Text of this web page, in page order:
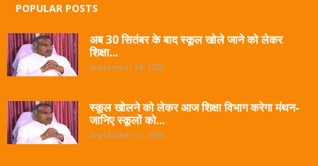
POPULAR POSTS
अब 30 सितंबर के बाद स्कूल खोले जाने को लेकर
शिक्षा...
September 24, 2020
स्कूल खोलने को लेकर आज शिक्षा विभाग करेगा मंथन-
जानिए स्कूलों को...
September 21, 2020